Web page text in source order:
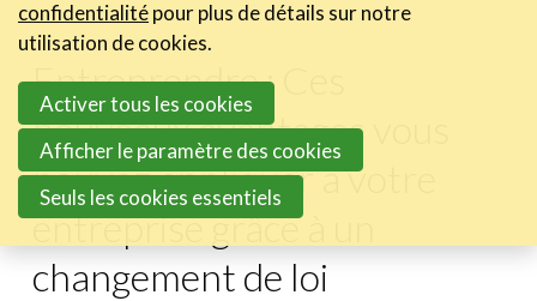
Jump
main
content
Entreprendre : Ces
nouveaux avantages vous
pouvez appliquer à votre
entreprise grâce à un
changement de loi
Les Cases des membres
Activités
Cases Gallery
Le Toolbox
confidentialitépour plus de détails sur notre
utilisation de cookies.
Activer tous les cookies
Afficher le paramètre des cookies
Seuls les cookies essentiels